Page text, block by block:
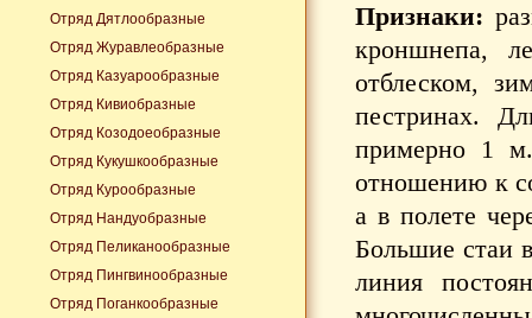
Признаки:
кроншнепа,
отблеском,
пестринах.
примерно 1
отношению к
а в полете
Большие стаи
линия
Отряд Дятлообразные
Отряд Журавлеобразные
Отряд Казуарообразные
Отряд Кивиобразные
Отряд Козодоеобразные
Отряд Кукушкообразные
Отряд Курообразные
Отряд Нандуобразные
Отряд Пеликанообразные
Отряд Пингвинообразные
Отряд Поганкообразные